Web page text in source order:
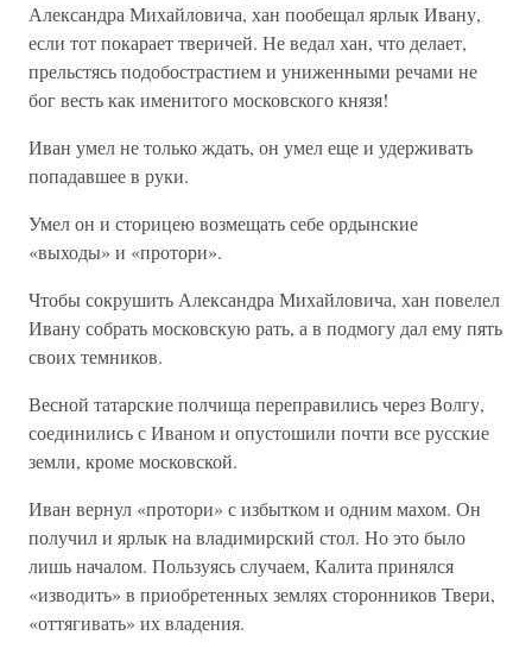
Александра Михайловича, хан пообещал ярлык Ивану,
если тот покарает тверичей. Не ведал хан, что делает,
прельстясь подобострастием и униженными речами не
бог весть как именитого московского князя!
Иван умел не только ждать, он умел еще и удерживать
попадавшее в руки.
Умел он и сторицею возмещать себе ордынские
«выходы» и «протори».
Чтобы сокрушить Александра Михайловича, хан повелел
Ивану собрать московскую рать, а в подмогу дал ему пять
своих темников.
Весной татарские полчища переправились через Волгу,
соединились с Иваном и опустошили почти все русские
земли, кроме московской.
Иван вернул «протори» с избытком и одним махом. Он
получил и ярлык на владимирский стол. Но это было
лишь началом. Пользуясь случаем, Калита принялся
«изводить» в приобретенных землях сторонников Твери,
«оттягивать» их владения.